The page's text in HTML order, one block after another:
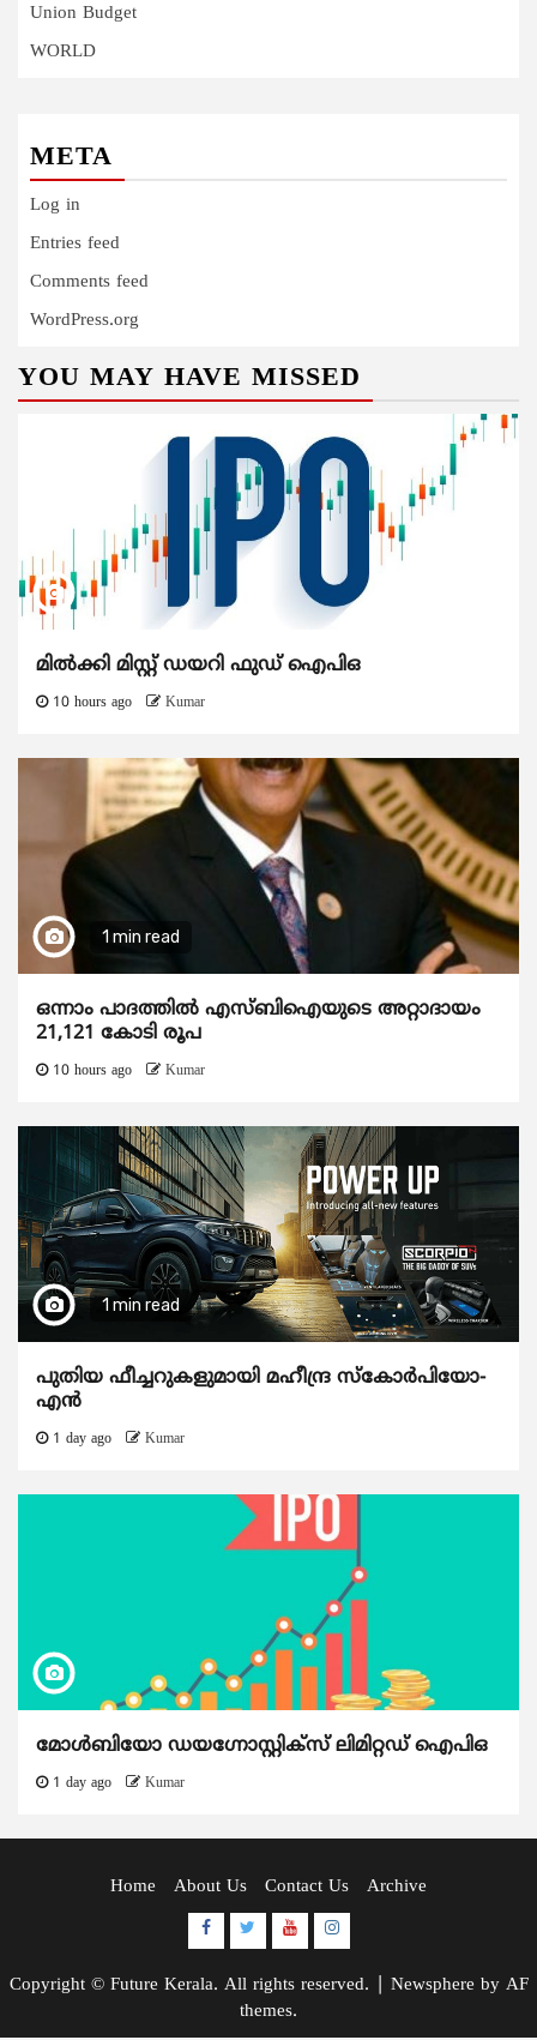
Union Budget
WORLD
META
Log in
Entries feed
Comments feed
WordPress.org
YOU MAY HAVE MISSED
മിൽക്കി മിസ്റ്റ് ഡയറി ഫുഡ് ഐപിഒ
10 hours ago Kumar
1 min read
ഒന്നാം പാദത്തിൽ എസ്ബിഐയുടെ അറ്റാദായം
21,121 കോടി രൂപ
10 hours ago Kumar
1 min read
പുതിയ ഫീച്ചറുകളുമായി മഹീന്ദ്ര സ്കോർപിയോ-
എൻ
1 day ago Kumar
മോൾബിയോ ഡയഗ്നോസ്റ്റിക്സ് ലിമിറ്റഡ് ഐപിഒ
1 day ago Kumar
Home About Us Contact Us Archive
Facebook
TwitterYoutubeInstagram
Copyright © Future Kerala. All rights reserved. Newsphere by AF
themes.